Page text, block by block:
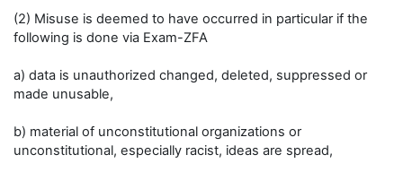
(2) Misuse is deemed to have occurred in particular if the
following is done via Exam-ZFA
a) data is unauthorized changed, deleted, suppressed or
made unusable,
b) material of unconstitutional organizations or
unconstitutional, especially racist, ideas are spread,